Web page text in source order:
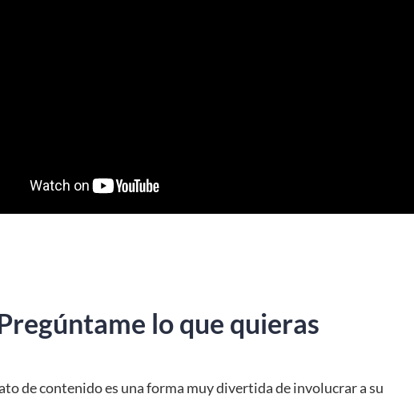
lo que quieras
de contenido es una forma muy divertida de involucrar a su